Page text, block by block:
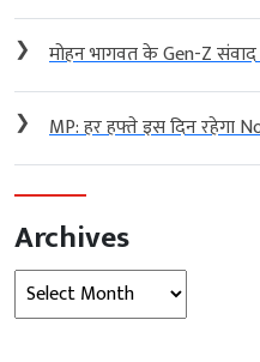
❯ मोहन भागवत के Gen-Z
❯ MP: हर हफ्ते इस दिन रहेगा
Archives
Archives